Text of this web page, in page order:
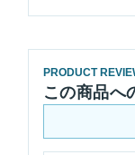
PRODUCT
この商品へ